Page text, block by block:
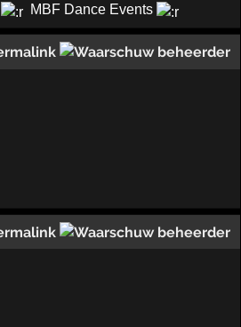
MBF Dance Events